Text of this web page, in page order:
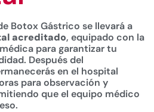
Botox Gástrico se llevará a
acreditado, equipado con la
para garantizar tu
Después del
en el hospital
para observación y
que el equipo médico